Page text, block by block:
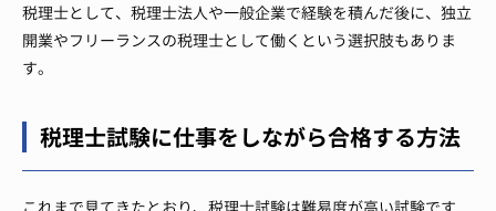
税理士として、税理士法人や一般企業で経験を積んだ後に、独立
開業やフリーランスの税理士として働くという選択肢もありま
す。
税理士試験に仕事をしながら合格する方法
これまで見てきたとおり、税理士試験は難易度が高い試験です